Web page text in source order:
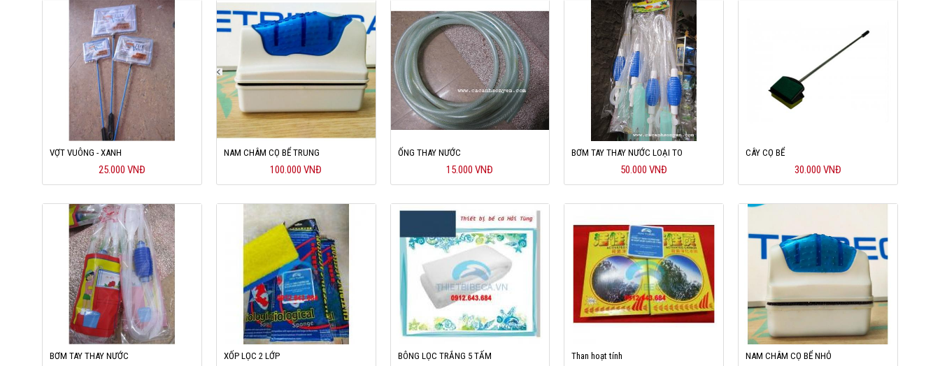
VỢT VUÔNG - XANH
25.000 VNĐ
NAM CHÂM CỌ BỂ TRUNG
100.000 VNĐ
ỐNG THAY NƯỚC
15.000 VNĐ
BƠM TAY THAY NƯỚC LOẠI TO
50.000 VNĐ
CÂY CỌ BỂ
30.000 VNĐ
BƠM TAY THAY NƯỚC XỐP LỌC 2 LỚP BÔNG LỌC TRẮNG 5 TẤM Than hoạt tính NAM CHÂM CỌ BỂ NHỎ